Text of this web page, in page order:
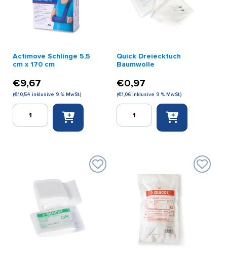
Actimove Schlinge 5,5
cm x 170 cm
€9,67
(€10,54 inklusive 9 % MwSt.)
Actimove
Schlinge
Menge
Quick Dreiecktuch
Baumwolle
€0,97
(€1,06 inklusive 9 % MwSt.)
Quick
Dreiecktuch